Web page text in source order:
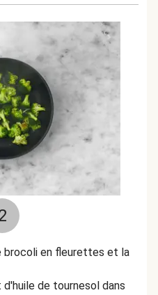
brocoli en fleurettes et la
de tournesol dans